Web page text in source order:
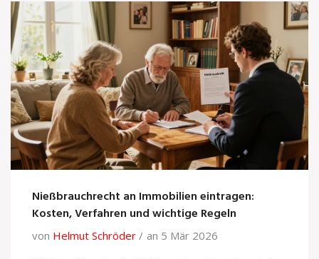
Nießbrauchrecht an Immobilien eintragen:
Kosten, Verfahren und wichtige Regeln
von Helmut Schröder
an 5 Mär 2026